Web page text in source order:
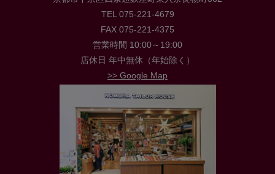
TEL 075-221-4679
FAX 075-221-4375
営業時間 10:00～19:00
店休日 年中無休（年始除く）
>> Google Map